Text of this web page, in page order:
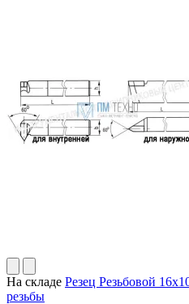
На складе Резец Резьбовой
резьбы